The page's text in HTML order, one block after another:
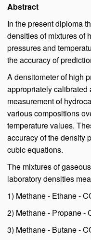
Abstract
In the present diploma
densities of mixtures of
pressures and
the accuracy of
A densitometer of high
appropriately calibrated
measurement of
various compositions
temperature values.
accuracy of the density
cubic equations.
The mixtures of
laboratory densities
1) Methane - Ethane -
2) Methane - Propane -
3) Methane - Butane -